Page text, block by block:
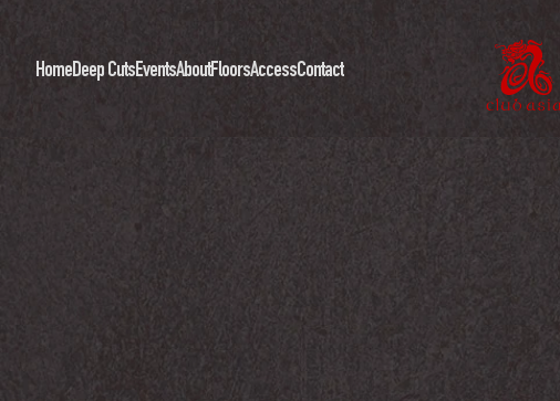
HomeDeep CutsEventsAboutFloorsAccessContact